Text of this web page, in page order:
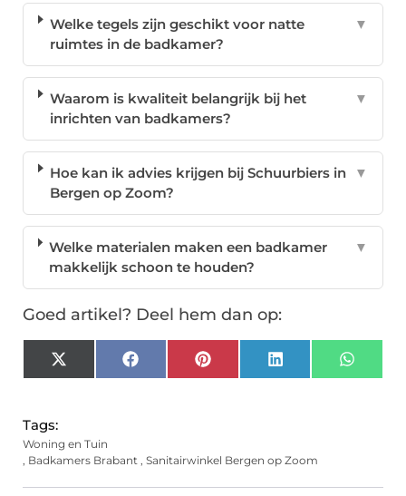
Welke tegels zijn geschikt voor natte
ruimtes in de badkamer?
▼
Waarom is kwaliteit belangrijk bij het
inrichten van badkamers?
▼
Hoe kan ik advies krijgen bij Schuurbiers in
Bergen op Zoom?
▼
Welke materialen maken een badkamer
makkelijk schoon te houden?
▼
Goed artikel? Deel hem dan op:
X
(Twitter)
FacebookPinterest LinkedIn
Tags:
Woning en Tuin
, Badkamers Brabant , Sanitairwinkel Bergen op Zoom